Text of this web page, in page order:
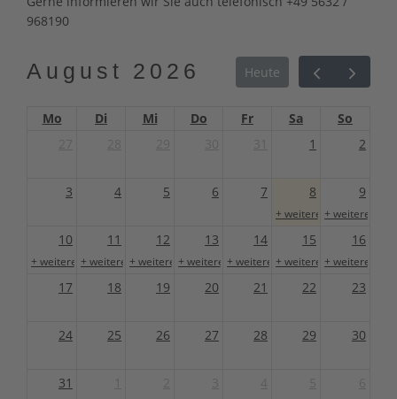
968190
August 2026 Heute
Mo Di Mi Do Fr Sa
So
1 2
3 4 5 6 7 8
+ weitere 1
9
+ weitere 1
10
+ weitere 1
11
+ weitere 1
12
+ weitere 1
13
+ weitere 1
14
+ weitere 1
15
+ weitere 1
16
+ weitere 1
17 18 19 20 21 22 23
24 25 26 27 28 29 30
31